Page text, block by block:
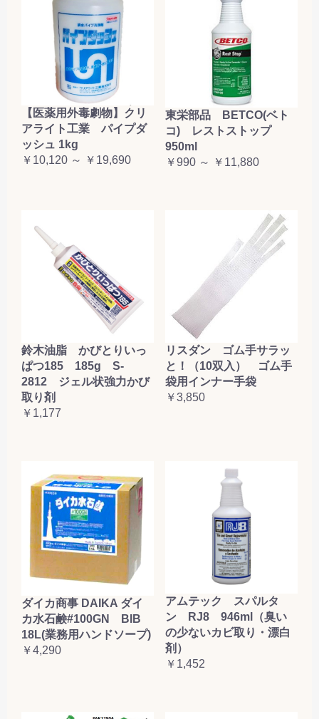
【医薬用外毒劇物】クリ
アライト工業 パイプダ
ッシュ 1kg
￥10,120 ～ ￥19,690
東栄部品 BETCO(ベト
コ) レストストップ
950ml
￥990 ～ ￥11,880
鈴木油脂 かびとりいっ
ぱつ185 185g S-
2812 ジェル状強力かび
取り剤
￥1,177
リスダン ゴム手サラッ
と！（10双入） ゴム手
袋用インナー手袋
￥3,850
ダイカ商事 DAIKA ダイ
カ水石鹸#100GN BIB
18L(業務用ハンドソープ)
￥4,290
アムテック スパルタ
ン RJ8 946ml（臭い
の少ないカビ取り・漂白
剤）
￥1,452